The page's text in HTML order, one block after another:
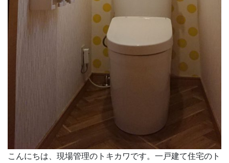
こんにちは、現場管理のトキカワです。一戸建て住宅のト